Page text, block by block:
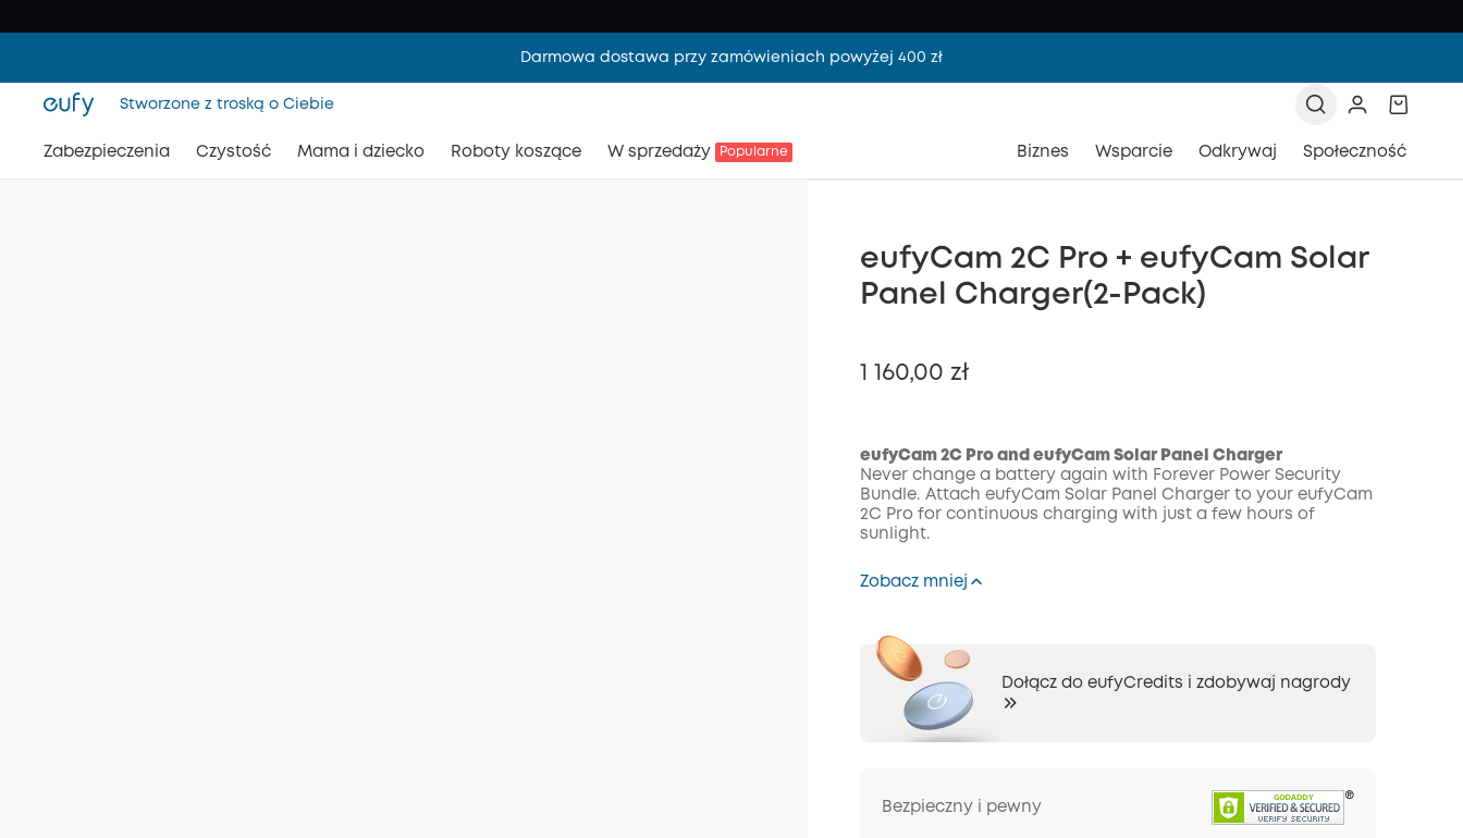
Darmowa dostawa przy zamówieniach powyżej 400 zł
Stworzone z troską o Ciebie
Zabezpieczenia Czystość Mama i dziecko Roboty koszące W sprzedaży Popularne Biznes Wsparcie Odkrywaj Społeczność
eufyCam 2C Pro + eufyCam Solar
Panel Charger(2-Pack)
1 160,00 zł
Wyłączony
Kod:
KOPIA
eufyCam 2C Pro and eufyCam Solar Panel Charger
Never change a battery again with Forever Power Security
Bundle. Attach eufyCam Solar Panel Charger to your eufyCam
2C Pro for continuous charging with just a few hours of
sunlight.
Zobacz mniej
Dołącz do eufyCredits i zdobywaj nagrody
Bezpieczny i pewny